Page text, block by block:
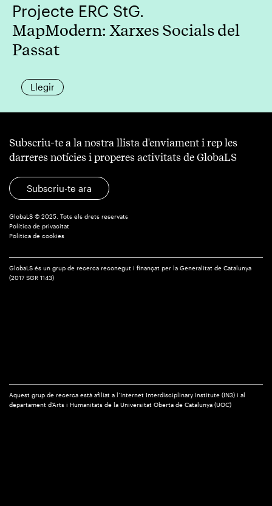
Projecte ERC StG.
MapModern: Xarxes Socials del
Passat
Llegir
Subscriu-te a la nostra llista d'enviament i rep les
darreres notícies i properes activitats de GlobaLS
Subscriu-te ara
GlobaLS © 2025. Tots els drets reservats
Política de privacitat
Política de cookies
GlobaLS és un grup de recerca reconegut i finançat per la Generalitat de Catalunya
(2017 SGR 1143)
Aquest grup de recerca està afiliat a l’Internet Interdisciplinary Institute (IN3) i al
departament d'Arts i Humanitats de la Universitat Oberta de Catalunya (UOC)